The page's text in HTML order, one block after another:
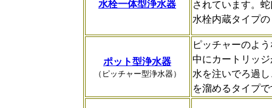
水栓一体型浄水器
されています。
水栓内蔵タイプ
ポット型浄水器
（ピッチャー型浄水器）
ピッチャーのよ
中にカートリッ
水を注いでろ過
を溜めるタイプ